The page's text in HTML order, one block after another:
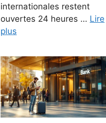
internationales restent
ouvertes 24 heures … Lire
plus